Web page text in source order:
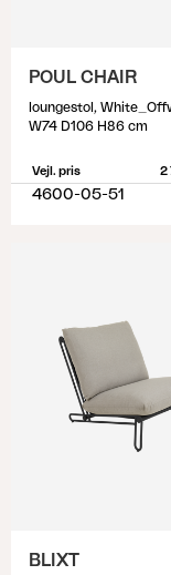
POUL CHAIR
loungestol,
W74 D106 H86 cm
Vejl. pris 2
4600-05-51
BLIXT